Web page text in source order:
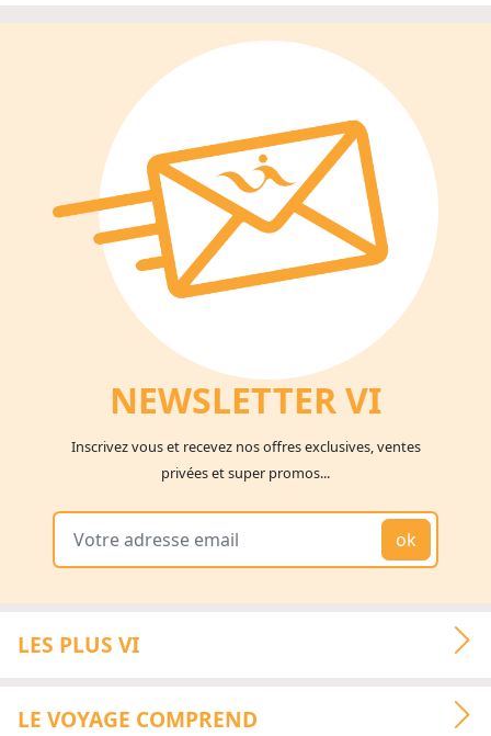
NEWSLETTER VI
Inscrivez vous et recevez nos offres exclusives, ventes
privées et super promos...
ok
LES PLUS VI
LE VOYAGE COMPREND